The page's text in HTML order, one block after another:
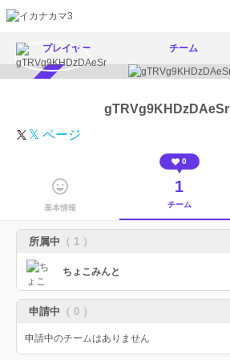
プレイヤー チーム
gTRVg9KHDzDAeSr
𝕏 ページ
基本情報
0
1
チーム
所属中 （ 1 ）
ちょこみんと
申請中 （ 0 ）
申請中のチームはありません